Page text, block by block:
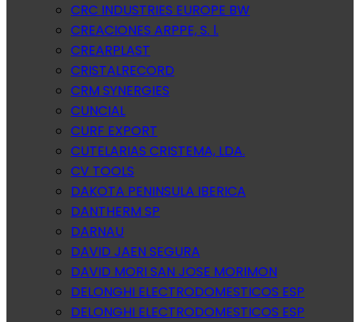
CRC INDUSTRIES EUROPE BW
CREACIONES ARPPE, S. l.
CREARPLAST
CRISTALRECORD
CRM SYNERGIES
CUNCIAL
CURF EXPORT
CUTELARIAS CRISTEMA, LDA.
CV TOOLS
DAKOTA PENINSULA IBERICA
DANTHERM SP
DARNAU
DAVID JAEN SEGURA
DAVID MORI SAN JOSE MORIMON
DELONGHI ELECTRODOMESTICOS ESP
DELONGHI ELECTRODOMESTICOS ESP